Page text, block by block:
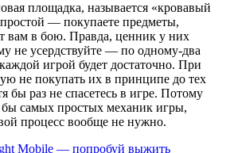
площадка, называется «кровавый
— покупаете предметы,
вам в бою. Правда, ценник у них
не усердствуйте — по одному-два
игрой будет достаточно. При
не покупать их в принципе до тех
бы раз не спасетесь в игре. Потому
бы самых простых механик игры,
процесс вообще не нужно.